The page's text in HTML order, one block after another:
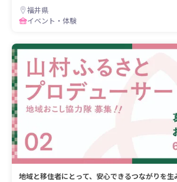
福井県
イベント・体験
地域と移住者にとって、安心できるつながりを生